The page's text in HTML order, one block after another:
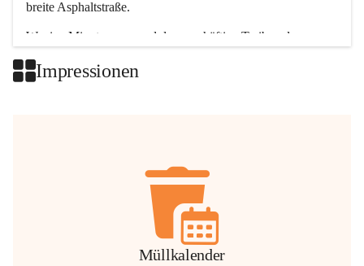
breite Asphaltstraße.
Wenige Minuten nur, und das geschäftige Treiben der
Impressionen
Müllkalender